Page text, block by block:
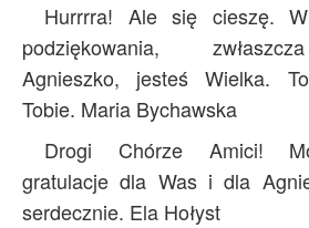
Hurrrra! Ale się cieszę.
podziękowania,
Agnieszko, jesteś Wielka.
Tobie. Maria Bychawska
Drogi Chórze Amici!
gratulacje dla Was i dla
serdecznie. Ela Hołyst